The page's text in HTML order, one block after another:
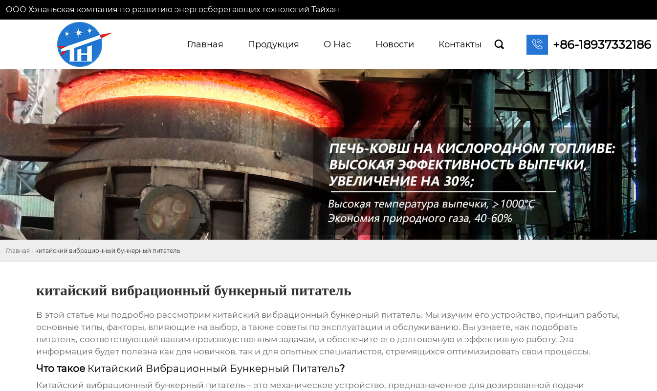
ООО Хэнаньская компания по развитию энергосберегающих технологий Тайхан
Главная Продукция О Нас Новости Контакты   +86-18937332186
Главная - китайский вибрационный бункерный питатель
китайский вибрационный бункерный питатель
В этой статье мы подробно рассмотрим китайский вибрационный бункерный питатель. Мы изучим его устройство, принцип работы,
основные типы, факторы, влияющие на выбор, а также советы по эксплуатации и обслуживанию. Вы узнаете, как подобрать
питатель, соответствующий вашим производственным задачам, и обеспечите его долговечную и эффективную работу. Эта
информация будет полезна как для новичков, так и для опытных специалистов, стремящихся оптимизировать свои процессы.
Что такое Китайский Вибрационный Бункерный Питатель?
Китайский вибрационный бункерный питатель – это механическое устройство, предназначенное для дозированной подачи